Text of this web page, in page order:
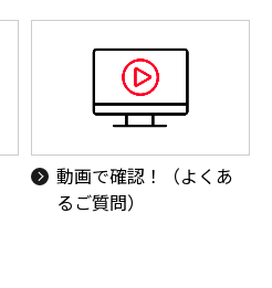
動画で確認！（よくあ
るご質問）